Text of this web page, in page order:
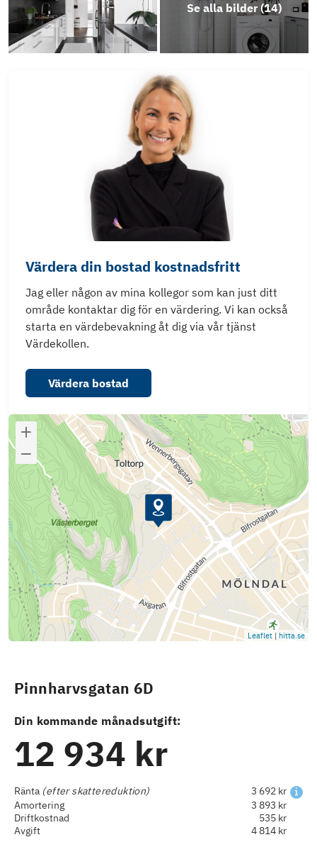
Energideklaration Släpharvsgatan 5A-E
Energideklaration Rullharvsgatan 5A-E
Energideklaration Rullharvsgatan 2A-E
Energideklaration Rullharvsgatan 6A-E
Energideklaration Pinnharvsgatan 6A-E
Stadgar
Årsredovisning 2025
Se alla bilder (14)
Värdera din bostad kostnadsfritt
Jag eller någon av mina kollegor som kan just ditt
område kontaktar dig för en värdering. Vi kan också
starta en värdebevakning åt dig via vår tjänst
Värdekollen.
Värdera bostad
Leaflet | hitta.se
Pinnharvsgatan 6D
Din kommande månadsutgift:
12 934 kr
Ränta (efter skattereduktion)
3 692 kr
Amortering
3 893 kr
Driftkostnad
535 kr
Avgift
4 814 kr